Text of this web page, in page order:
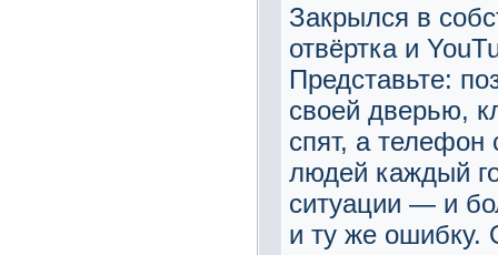
Закрылся в
отвёртка и
Представьте:
своей дверью,
спят, а
людей каждый
ситуации — и
и ту же ошибку.